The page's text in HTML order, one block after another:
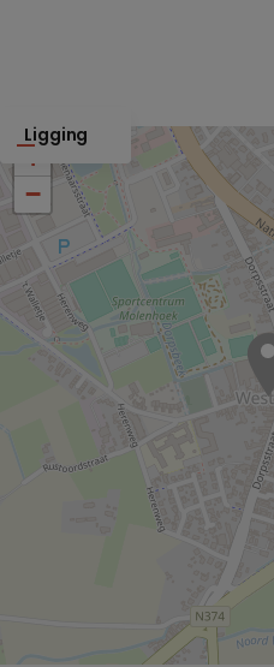
Ligging
+
−